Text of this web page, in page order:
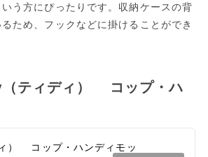
う方にぴったりです。収納ケースの背
ため、フックなどに掛けることができ
ティディ） コップ・ハ